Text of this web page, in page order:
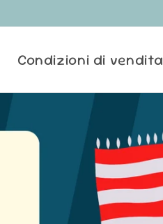
Condizioni di vendita